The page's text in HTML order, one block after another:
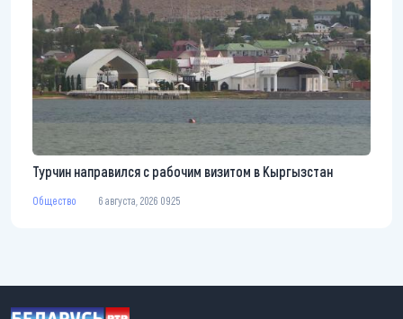
Турчин направился с рабочим визитом в Кыргызстан
Общество 6 августа, 2026 09:25